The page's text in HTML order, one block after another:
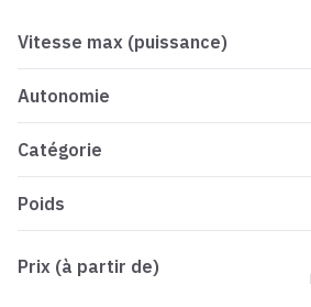
Vitesse max (puissance)
Autonomie
Catégorie
Poids
Prix (à partir de)